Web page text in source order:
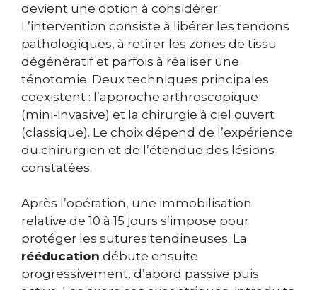
devient une option à considérer.
L’intervention consiste à libérer les tendons
pathologiques, à retirer les zones de tissu
dégénératif et parfois à réaliser une
ténotomie. Deux techniques principales
coexistent : l’approche arthroscopique
(mini-invasive) et la chirurgie à ciel ouvert
(classique). Le choix dépend de l’expérience
du chirurgien et de l’étendue des lésions
constatées.
Après l’opération, une immobilisation
relative de 10 à 15 jours s’impose pour
protéger les sutures tendineuses. La
rééducation débute ensuite
progressivement, d’abord passive puis